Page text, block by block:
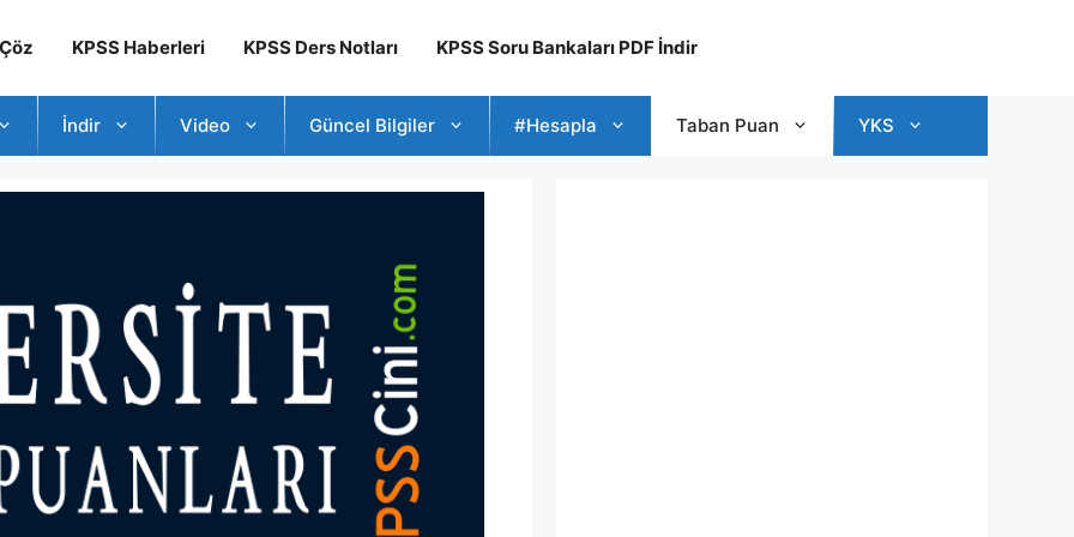
KPSS Haberleri KPSS Ders Notları KPSS Soru Bankaları PDF İndir
İndir Video Güncel Bilgiler #Hesapla Taban Puan YKS